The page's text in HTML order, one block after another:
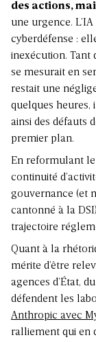
des actions,
une urgence.
cyberdéfense :
inexécution. Tant
se mesurait en
restait une
quelques heures,
ainsi des défauts
premier plan.
En reformulant le
continuité
gouvernance (et
cantonné à la
trajectoire
Quant à la
mérite d’être
agences d’État,
défendent les
Anthropic avec
ralliement qui en